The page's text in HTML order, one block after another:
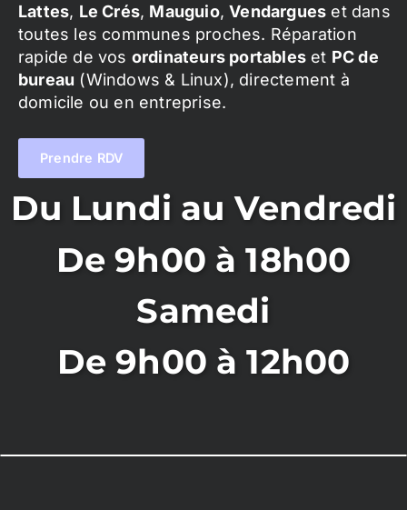
Lattes, Le Crés, Mauguio,Vendargues et dans
toutes les communes proches. Réparation
rapide de vos ordinateurs portables et PC de
bureau (Windows & Linux), directement à
domicile ou en entreprise.
Prendre RDV
Du Lundi au Vendredi
De 9h00 à 18h00
Samedi
De 9h00 à 12h00